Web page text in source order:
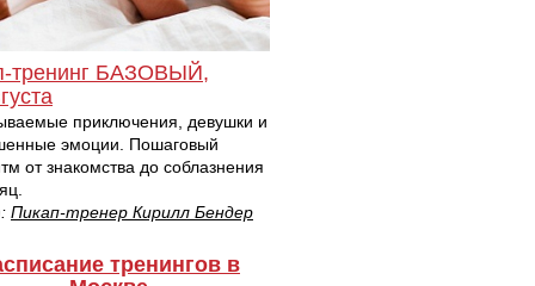
тренинг БАЗОВЫЙ,
приключения, девушки и
эмоции. Пошаговый
от знакомства до соблазнения
Пикап-тренер Кирилл Бендер
тренингов в